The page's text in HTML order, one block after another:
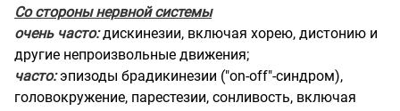
Со стороны нервной системы
очень часто:дискинезии, включая хорею, дистонию и
другие непроизвольные движения;
часто:эпизоды брадикинезии ("оn-оff"-синдром),
головокружение, парестезии, сонливость, включая